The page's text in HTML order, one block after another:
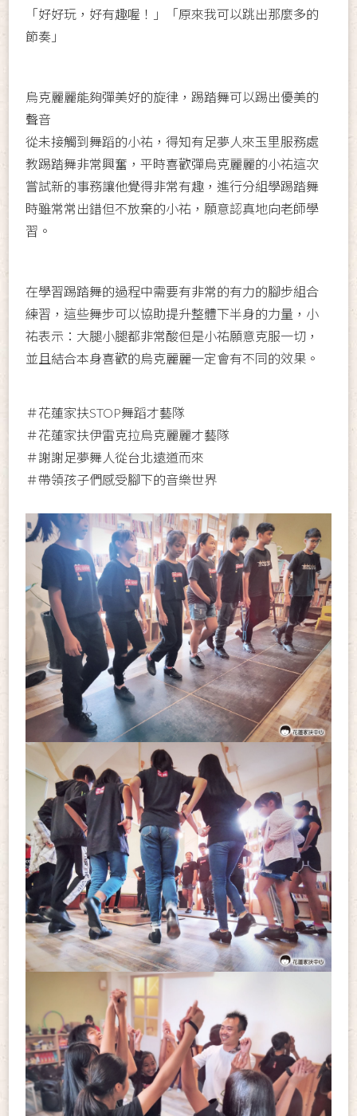
「好好玩，好有趣喔！」「原來我可以跳出那麼多的
節奏」
烏克麗麗能夠彈美好的旋律，踢踏舞可以踢出優美的
聲音
從未接觸到舞蹈的小祐，得知有足夢人來玉里服務處
教踢踏舞非常興奮，平時喜歡彈烏克麗麗的小祐這次
嘗試新的事務讓他覺得非常有趣，進行分組學踢踏舞
時雖常常出錯但不放棄的小祐，願意認真地向老師學
習。
在學習踢踏舞的過程中需要有非常的有力的腳步組合
練習，這些舞步可以協助提升整體下半身的力量，小
祐表示：大腿小腿都非常酸但是小祐願意克服一切，
並且結合本身喜歡的烏克麗麗一定會有不同的效果。
＃花蓮家扶STOP舞蹈才藝隊
＃花蓮家扶伊雷克拉烏克麗麗才藝隊
＃謝謝足夢舞人從台北遠道而來
＃帶領孩子們感受腳下的音樂世界